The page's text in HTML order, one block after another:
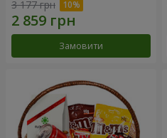
3 177 грн
Замовити